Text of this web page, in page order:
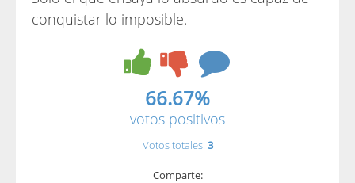
conquistar lo imposible.
66.67%
votos positivos
Votos totales: 3
Comparte: